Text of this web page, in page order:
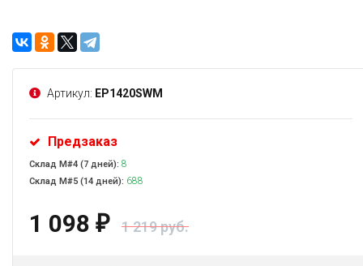
Артикул: EP1420SWM
Предзаказ
Склад М#4 (7 дней): 8
Склад М#5 (14 дней): 688
1 098 ₽ 1 219 руб.